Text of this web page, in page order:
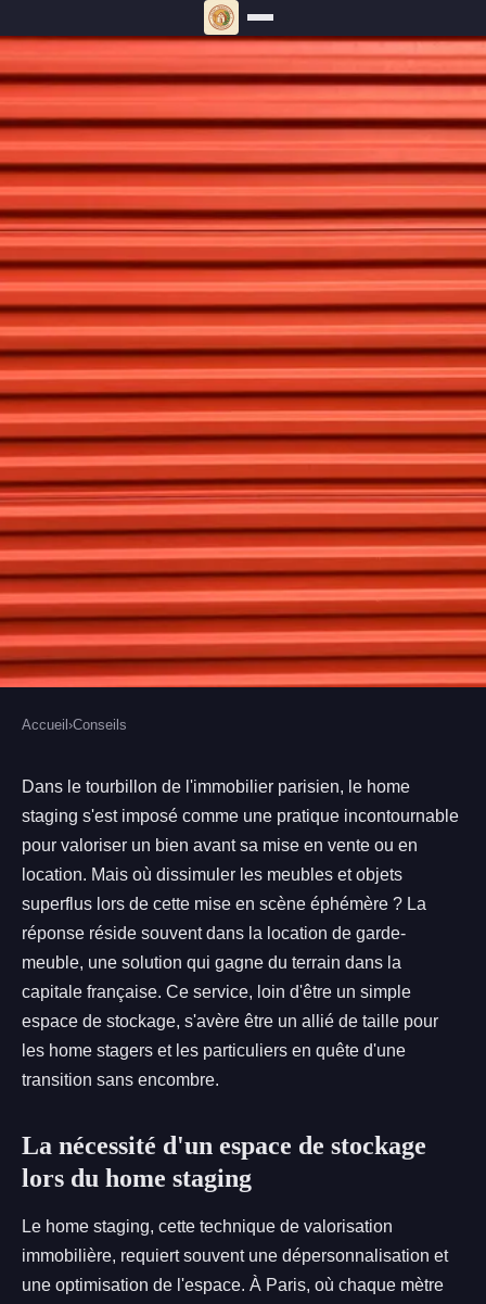
Pourquoi la location de garde-
meuble est la meilleure amie des
personnes qui font du home
staging à Paris ?
Accueil ›Conseils
Dans le tourbillon de l'immobilier parisien, le home
staging s'est imposé comme une pratique incontournable
pour valoriser un bien avant sa mise en vente ou en
location. Mais où dissimuler les meubles et objets
superflus lors de cette mise en scène éphémère ? La
réponse réside souvent dans la location de garde-
meuble, une solution qui gagne du terrain dans la
capitale française. Ce service, loin d'être un simple
espace de stockage, s'avère être un allié de taille pour
les home stagers et les particuliers en quête d'une
transition sans encombre.
La nécessité d'un espace de stockage
lors du home staging
Le home staging, cette technique de valorisation
immobilière, requiert souvent une dépersonnalisation et
une optimisation de l'espace. À Paris, où chaque mètre